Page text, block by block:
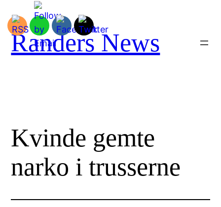
indhold
Randers News
Kvinde gemte
narko i trusserne